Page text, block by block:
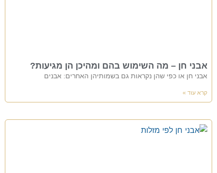
אבני חן – מה השימוש בהם ומהיכן הן מגיעות?
אבני חן או כפי שהן נקראות גם בשמותיהן האחרים: אבנים
קרא עוד »